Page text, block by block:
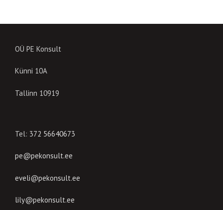
OÜ PE Konsult
Künni 10A
Tallinn 10919
Tel: 372 56640673
pe@pekonsult.ee
eveli@pekonsult.ee
lily@pekonsult.ee